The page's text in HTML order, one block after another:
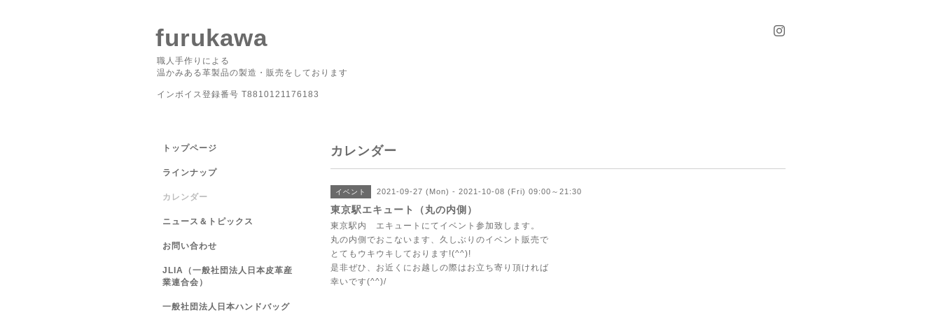
furukawa
職人手作りによる
温かみある革製品の製造・販売をしております
インボイス登録番号 T8810121176183
カレンダー
イベント 2021-09-27 (Mon) - 2021-10-08 (Fri) 09:00～21:30
東京駅エキュート（丸の内側）
東京駅内 エキュートにてイベント参加致します。
丸の内側でおこないます、久しぶりのイベント販売で
とてもウキウキしております!(^^)!
是非ぜひ、お近くにお越しの際はお立ち寄り頂ければ
幸いです(^^)/
トップページ
ラインナップ
カレンダー
ニュース＆トピックス
お問い合わせ
JLIA（一般社団法人日本皮革産
業連合会）
一般社団法人日本ハンドバッグ